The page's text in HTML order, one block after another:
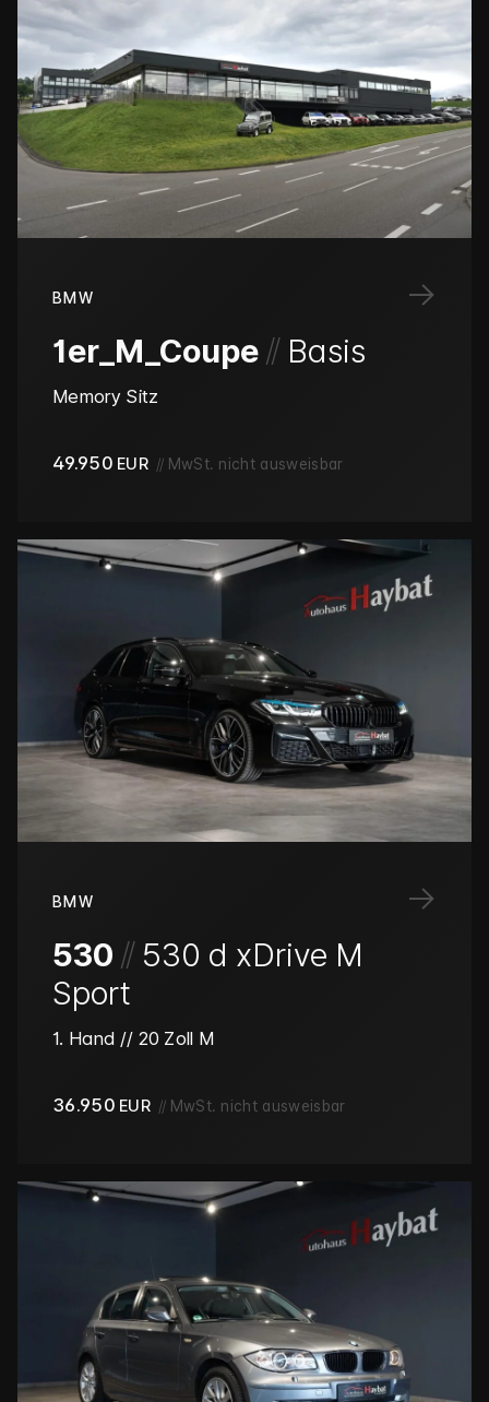
→
BMW
1er_M_Coupe // Basis
Memory Sitz
49.950 EUR // MwSt. nicht ausweisbar
→
BMW
530 // 530 d xDrive M
Sport
1. Hand // 20 Zoll M
36.950 EUR // MwSt. nicht ausweisbar